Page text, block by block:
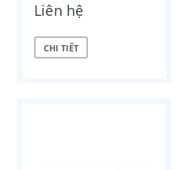
Liên hệ
CHI TIẾT